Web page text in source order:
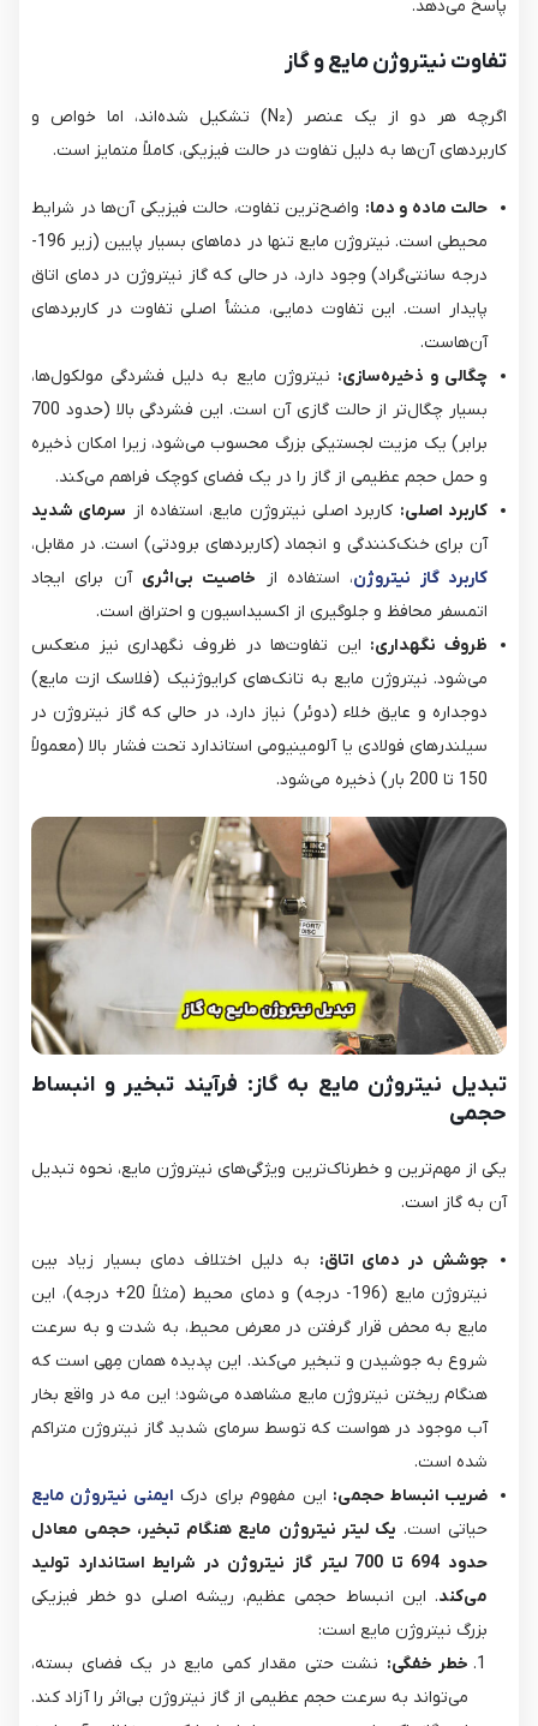
پاسخ می‌دهد.
تفاوت نیتروژن مایع و گاز
اگرچه هر دو از یک عنصر (N₂) تشکیل شده‌اند، اما خواص و
کاربردهای آن‌ها به دلیل تفاوت در حالت فیزیکی، کاملاً متمایز است.
حالت ماده و دما: واضح‌ترین تفاوت، حالت فیزیکی آن‌ها در شرایط
محیطی است. نیتروژن مایع تنها در دماهای بسیار پایین (زیر 196-
درجه سانتی‌گراد) وجود دارد، در حالی که گاز نیتروژن در دمای اتاق
پایدار است. این تفاوت دمایی، منشأ اصلی تفاوت در کاربردهای
آن‌هاست.
چگالی و ذخیره‌سازی: نیتروژن مایع به دلیل فشردگی مولکول‌ها،
بسیار چگال‌تر از حالت گازی آن است. این فشردگی بالا (حدود 700
برابر) یک مزیت لجستیکی بزرگ محسوب می‌شود، زیرا امکان ذخیره
و حمل حجم عظیمی از گاز را در یک فضای کوچک فراهم می‌کند.
کاربرد اصلی: کاربرد اصلی نیتروژن مایع، استفاده از سرمای شدید
آن برای خنک‌کنندگی و انجماد (کاربردهای برودتی) است. در مقابل،
کاربرد گاز نیتروژن، استفاده از خاصیت بی‌اثری آن برای ایجاد
اتمسفر محافظ و جلوگیری از اکسیداسیون و احتراق است.
ظروف نگهداری: این تفاوت‌ها در ظروف نگهداری نیز منعکس
می‌شود. نیتروژن مایع به تانک‌های کرایوژنیک (فلاسک ازت مایع)
دوجداره و عایق خلاء (دوئر) نیاز دارد، در حالی که گاز نیتروژن در
سیلندرهای فولادی یا آلومینیومی استاندارد تحت فشار بالا (معمولاً
150 تا 200 بار) ذخیره می‌شود.
تبدیل نیتروژن مایع به گاز: فرآیند تبخیر و انبساط
حجمی
یکی از مهم‌ترین و خطرناک‌ترین ویژگی‌های نیتروژن مایع، نحوه تبدیل
آن به گاز است.
جوشش در دمای اتاق: به دلیل اختلاف دمای بسیار زیاد بین
نیتروژن مایع (196- درجه) و دمای محیط (مثلاً 20+ درجه)، این
مایع به محض قرار گرفتن در معرض محیط، به شدت و به سرعت
شروع به جوشیدن و تبخیر می‌کند. این پدیده همان مِهی است که
هنگام ریختن نیتروژن مایع مشاهده می‌شود؛ این مه در واقع بخار
آب موجود در هواست که توسط سرمای شدید گاز نیتروژن متراکم
شده است.
ضریب انبساط حجمی: این مفهوم برای درک ایمنی نیتروژن مایع
حیاتی است. یک لیتر نیتروژن مایع هنگام تبخیر، حجمی معادل
حدود 694 تا 700 لیتر گاز نیتروژن در شرایط استاندارد تولید
می‌کند. این انبساط حجمی عظیم، ریشه اصلی دو خطر فیزیکی
بزرگ نیتروژن مایع است:
خطر خفگی: نشت حتی مقدار کمی مایع در یک فضای بسته،
می‌تواند به سرعت حجم عظیمی از گاز نیتروژن بی‌اثر را آزاد کند.